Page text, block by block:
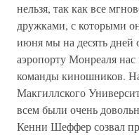
нельзя, так как все
дружками, с которыми
июня мы на десять дней
аэропорту Монреаля
команды киношников.
Макгиллского
всем были очень
Кенни Шеффер созвал